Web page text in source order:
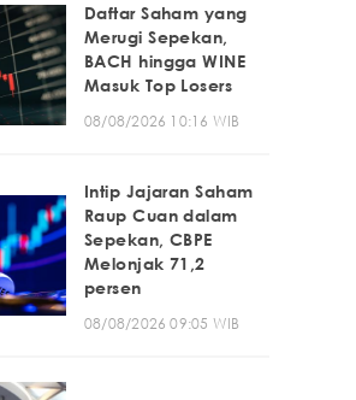
Daftar Saham yang
Merugi Sepekan,
BACH hingga WINE
Masuk Top Losers
08/08/2026 10:16 WIB
Intip Jajaran Saham
Raup Cuan dalam
Sepekan, CBPE
Melonjak 71,2
persen
08/08/2026 09:05 WIB